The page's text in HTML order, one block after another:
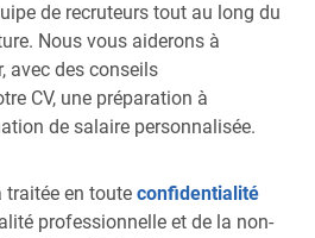
de recruteurs tout au long du
Nous vous aiderons à
avec des conseils
CV, une préparation à
de salaire personnalisée.
traitée en toute confidentialité
professionnelle et de la non-